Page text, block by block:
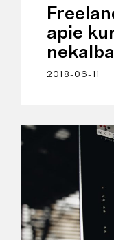
apie
nekalba
2018-06-11